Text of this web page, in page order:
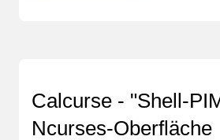
Calcurse - "Shell-
Ncurses-Oberfläche